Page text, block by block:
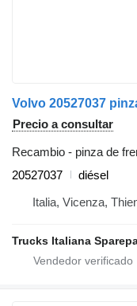
Volvo 20527037
Precio a consultar
Recambio - pinza de
20527037
diésel
Italia, Vicenza,
Trucks Italiana